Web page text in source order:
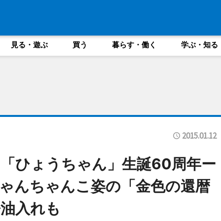
見る・遊ぶ 買う 暮らす・働く 学ぶ・知る
2015.01.12
ひょうちゃん」生誕60周年ー
んちゃんこ姿の「金色の還暦
入れも